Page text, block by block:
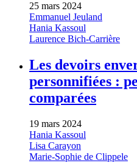
25 mars 2024
Emmanuel Jeuland
Hania Kassoul
Laurence Bich-Carrière
Les devoirs
personnifiées :
comparées
19 mars 2024
Hania Kassoul
Lisa Carayon
Marie-Sophie de Clippele